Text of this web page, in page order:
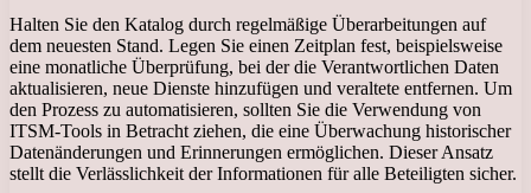
Halten Sie den Katalog durch regelmäßige Überarbeitungen auf
dem neuesten Stand. Legen Sie einen Zeitplan fest, beispielsweise
eine monatliche Überprüfung, bei der die Verantwortlichen Daten
aktualisieren, neue Dienste hinzufügen und veraltete entfernen. Um
den Prozess zu automatisieren, sollten Sie die Verwendung von
ITSM-Tools in Betracht ziehen, die eine Überwachung historischer
Datenänderungen und Erinnerungen ermöglichen. Dieser Ansatz
stellt die Verlässlichkeit der Informationen für alle Beteiligten sicher.